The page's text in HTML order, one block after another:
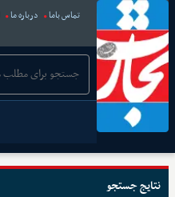
تماس باما درباره ما
نتایج جستجو